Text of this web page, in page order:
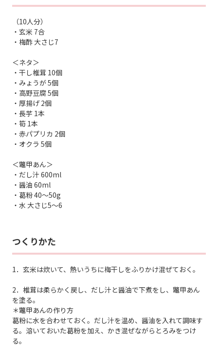
（10人分）
・玄米 7合
・梅酢 大さじ7
＜ネタ＞
・干し椎茸 10個
・みょうが 5個
・高野豆腐 5個
・厚揚げ 2個
・長芋 1本
・筍 1本
・赤パプリカ 2個
・オクラ 5個
＜鼈甲あん＞
・だし汁 600ml
・醤油 60ml
・葛粉 40〜50g
・水 大さじ5〜6
つくりかた
1．玄米は炊いて、熱いうちに梅干しをふりかけ混ぜておく。
2．椎茸は柔らかく戻し、だし汁と醤油で下煮をし、鼈甲あん
を塗る。
＊鼈甲あんの作り方
葛粉に水を合わせておく。だし汁を温め、醤油を入れて調味す
る。溶いておいた葛粉を加え、かき混ぜながらとろみをつけ
る。